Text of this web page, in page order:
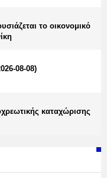
το οικονομικό
08-08)
καταχώρισης